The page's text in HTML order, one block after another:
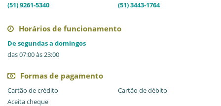
(51) 9261-5340
(51) 3443-1764
Horários de funcionamento
De segundas a domingos
das 07:00 às 23:00
Formas de pagamento
Cartão de crédito
Cartão de débito
Aceita cheque